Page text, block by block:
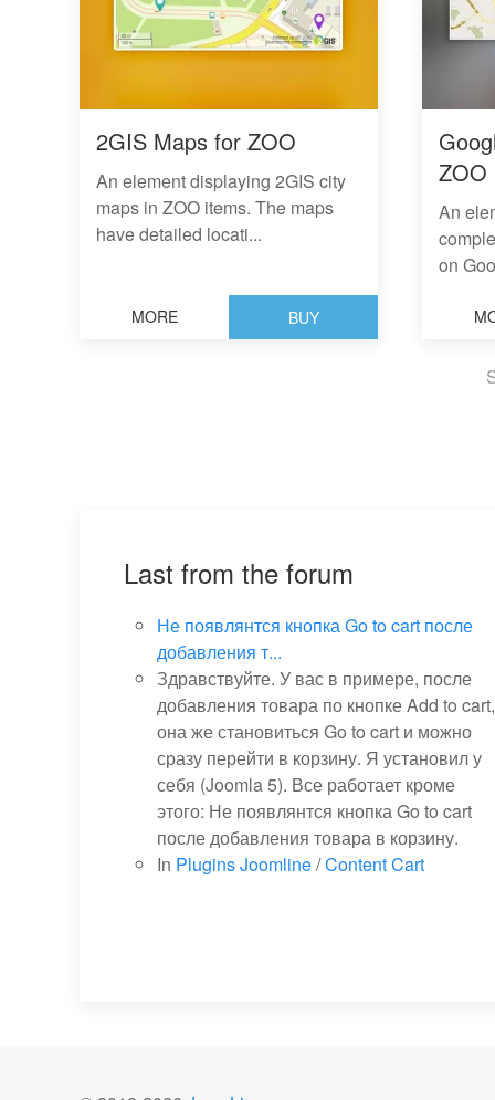
2GIS Maps for ZOO
An element displaying 2GIS city
maps in ZOO items. The maps
have detailed locati...
MORE BUY
ZOO
An
on
Last from the forum
Не появлянтся кнопка Go to cart после
добавления т...
Здравствуйте. У вас в примере, после
добавления товара по кнопке Add to cart,
она же становиться Go to cart и можно
сразу перейти в корзину. Я установил у
себя (Joomla 5). Все работает кроме
этого: Не появлянтся кнопка Go to cart
после добавления товара в корзину.
In Plugins Joomline/Content Cart